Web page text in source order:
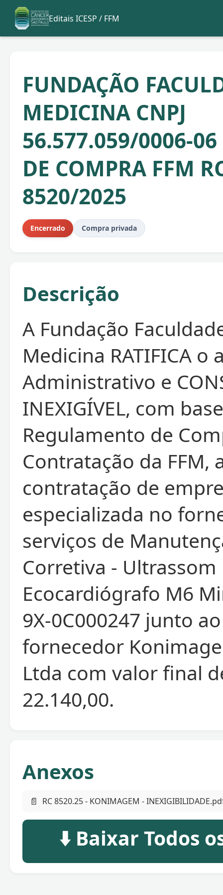
Editais ICESP / FFM
FUNDAÇÃO
MEDICINA CNPJ
56.577.059/0006-06
DE COMPRA FFM
8520/2025
Encerrado Compra privada
Descrição
A Fundação
Medicina RATIFICA o
Administrativo e
INEXIGÍVEL, com
Regulamento de
Contratação da FFM,
contratação de
especializada no
serviços de
Corretiva - Ultrassom
Ecocardiógrafo M6
9X-0C000247 junto ao
fornecedor
Ltda com valor final
22.140,00.
Anexos
📄 RC 8520.25 - KONIMAGEM -
⬇️ Baixar Todos